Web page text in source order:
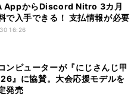
AppからDiscord Nitro 3カ月
で入手できる！ 支払情報が必要
16:26
ンピューターが『にじさんじ甲
』に協賛。大会応援モデルを
発売